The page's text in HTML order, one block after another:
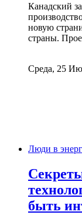
Канадский
новую
страны.
Среда, 25
Люди в
быть